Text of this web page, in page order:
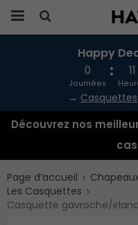
Produkten har
Happy
0
Journées
11
→ Casquettes
Découvrez nos
Page d’accueil
Les Casquettes
Casquette gavroche/